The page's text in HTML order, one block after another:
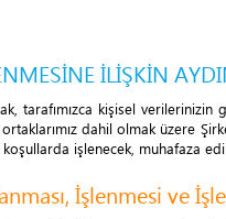
İLİŞKİN
tarafımızca kişisel
dahil olmak üzere
koşullarda işlenecek, muhafaza
İşlenmesi ve